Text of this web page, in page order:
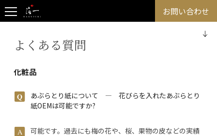
お問い合わせ
よくある質問
化粧品
あぶらとり紙について ― 花びらを入れたあぶらとり
紙OEMは可能ですか?
可能です。過去にも梅の花や、桜、果物の皮などの実績